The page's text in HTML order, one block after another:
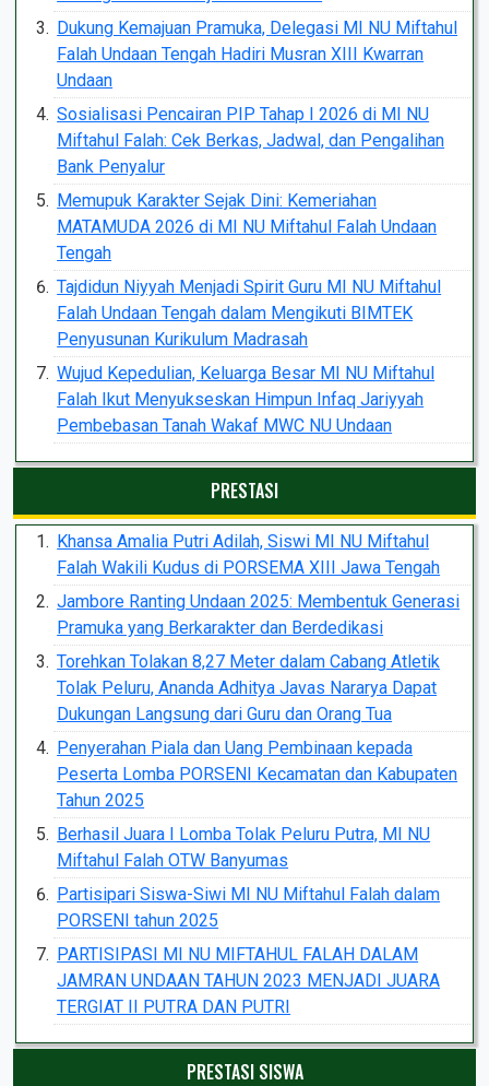
Dukung Kemajuan Pramuka, Delegasi MI NU Miftahul
Falah Undaan Tengah Hadiri Musran XIII Kwarran
Undaan
Sosialisasi Pencairan PIP Tahap I 2026 di MI NU
Miftahul Falah: Cek Berkas, Jadwal, dan Pengalihan
Bank Penyalur
Memupuk Karakter Sejak Dini: Kemeriahan
MATAMUDA 2026 di MI NU Miftahul Falah Undaan
Tengah
Tajdidun Niyyah Menjadi Spirit Guru MI NU Miftahul
Falah Undaan Tengah dalam Mengikuti BIMTEK
Penyusunan Kurikulum Madrasah
Wujud Kepedulian, Keluarga Besar MI NU Miftahul
Falah Ikut Menyukseskan Himpun Infaq Jariyyah
Pembebasan Tanah Wakaf MWC NU Undaan
PRESTASI
Khansa Amalia Putri Adilah, Siswi MI NU Miftahul
Falah Wakili Kudus di PORSEMA XIII Jawa Tengah
Jambore Ranting Undaan 2025: Membentuk Generasi
Pramuka yang Berkarakter dan Berdedikasi
Torehkan Tolakan 8,27 Meter dalam Cabang Atletik
Tolak Peluru, Ananda Adhitya Javas Nararya Dapat
Dukungan Langsung dari Guru dan Orang Tua
Penyerahan Piala dan Uang Pembinaan kepada
Peserta Lomba PORSENI Kecamatan dan Kabupaten
Tahun 2025
Berhasil Juara I Lomba Tolak Peluru Putra, MI NU
Miftahul Falah OTW Banyumas
Partisipari Siswa-Siwi MI NU Miftahul Falah dalam
PORSENI tahun 2025
PARTISIPASI MI NU MIFTAHUL FALAH DALAM
JAMRAN UNDAAN TAHUN 2023 MENJADI JUARA
TERGIAT II PUTRA DAN PUTRI
PRESTASI SISWA